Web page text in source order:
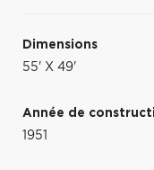
Dimensions
55' X 49'
Année de
1951